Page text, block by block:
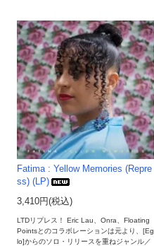
Fatima : Yellow Memories (Repre
ss) (LP)
3,410円(税込)
LTDリプレス！ Eric Lau、Onra、Floating
Pointsとのコラボレーションは元より、[Eg
lo]からのソロ・リリースを重ねジャンル／